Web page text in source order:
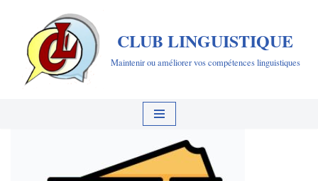
Aller
contenu
CLUB LINGUISTIQUE
Maintenir ou améliorer vos compétences linguistiques